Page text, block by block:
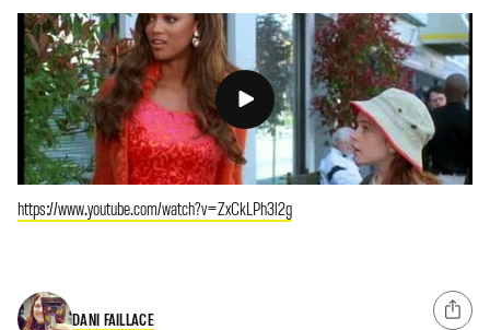
https://www.youtube.com/watch?v=ZxCkLPh3l2g
DANI FAILLACE